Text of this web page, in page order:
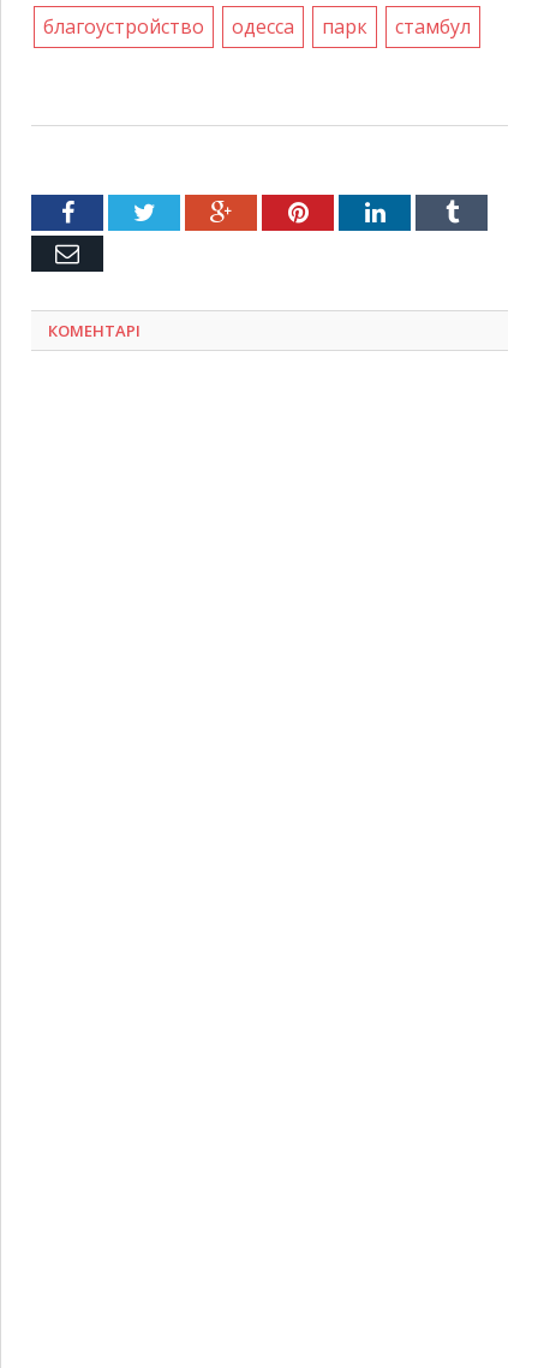
благоустройство одесса парк стамбул
FacebookTwitter Google+PinterestLinkedInTumblr
Емейл
КОМЕНТАРІ